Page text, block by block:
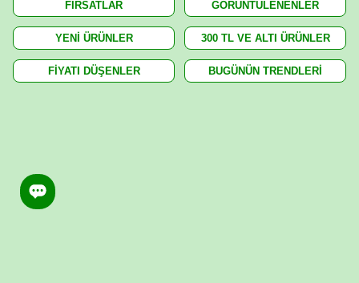
FIRSATLAR
GÖRÜNTÜLENENLER
YENİ ÜRÜNLER 300 TL VE ALTI ÜRÜNLER
FİYATI DÜŞENLER BUGÜNÜN TRENDLERİ